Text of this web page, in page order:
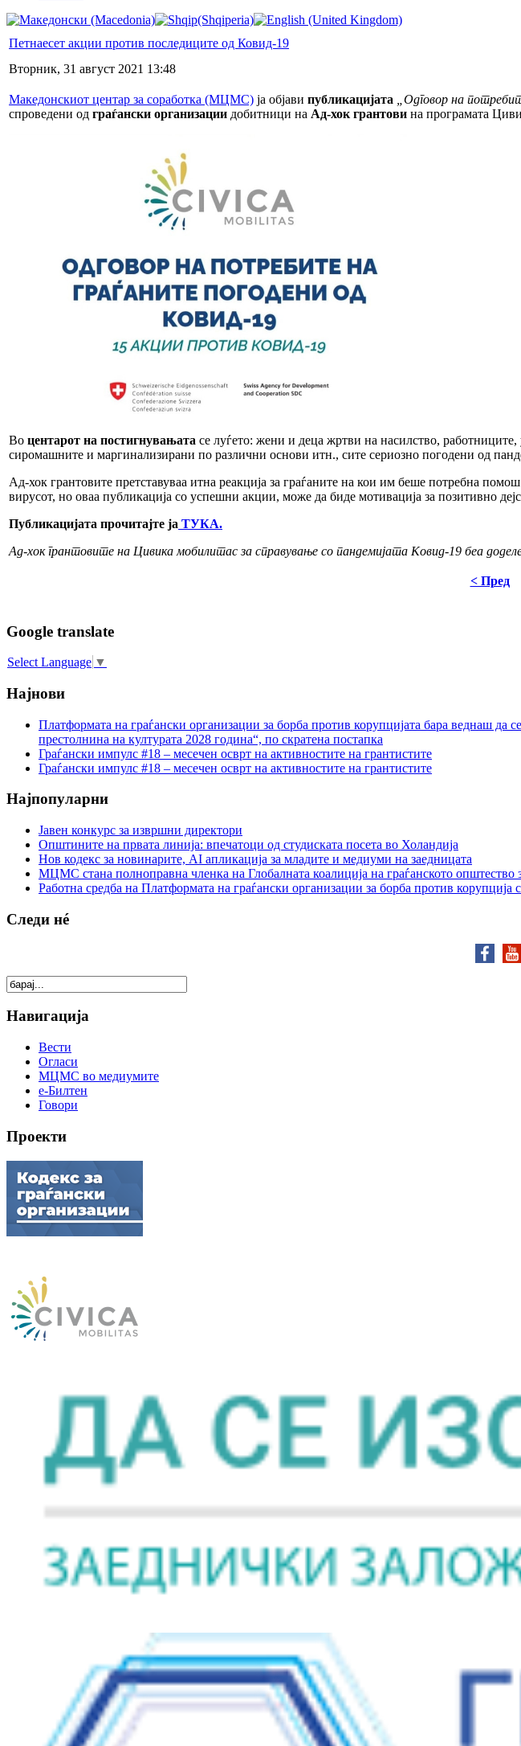
Петнаесет акции против последиците од Ковид-19
Вторник, 31 август 2021 13:48
Македонскиот центар за соработка (МЦМС) ја објави публикацијата „Одговор на
спроведени од граѓански организации добитници на Ад-хок грантови на програмата
Во центарот на постигнувањата се луѓето: жени и деца жртви на насилство,
сиромашните и маргинализирани по различни основи итн., сите сериозно погодени од
Ад-хок грантовите претставуваа итна реакција за граѓаните на кои им беше потребна
вирусот, но оваа публикација со успешни акции, може да биде мотивација за позитивно
Публикацијата прочитајте ја ТУКА.
Ад-хок грантовите на Цивика мобилитас за справување со пандемијата Ковид-19 беа
< Пред
Google translate
Select Language ▼
Најнови
Платформата на граѓански организации за борба против корупцијата бара веднаш да
престолнина на културата 2028 година“, по скратена постапка
Граѓански импулс #18 – месечен осврт на активностите на грантистите
Граѓански импулс #18 – месечен осврт на активностите на грантистите
Најпопуларни
Јавен конкурс за извршни директори
Општините на првата линија: впечатоци од студиската посета во Холандија
Нов кодекс за новинарите, AI апликација за младите и медиуми на заедницата
МЦМС стана полноправна членка на Глобалната коалиција на граѓанското
Работна средба на Платформата на граѓански организации за борба против
Следи нé
Навигација
Вести
Огласи
МЦМС во медиумите
е-Билтен
Говори
Проекти